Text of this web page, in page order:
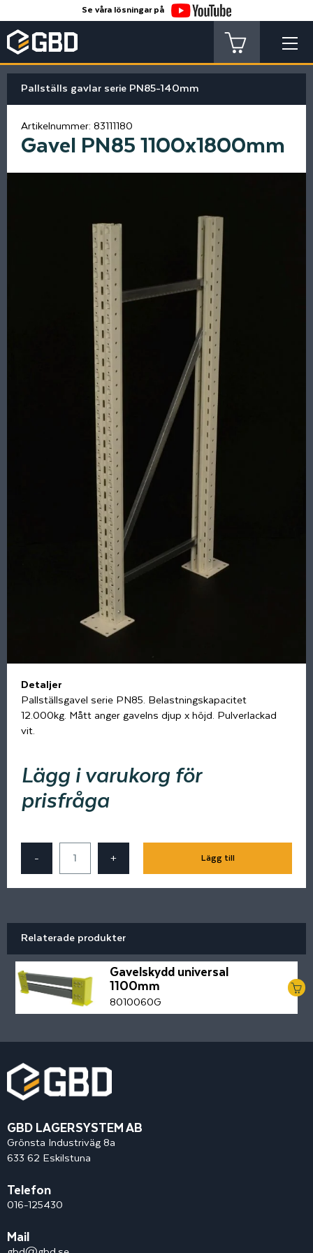
Se våra lösningar på
Pallställs gavlar serie PN85-140mm
Artikelnummer: 83111180
Gavel PN85 1100x1800mm
Detaljer
Pallställsgavel serie PN85. Belastningskapacitet
12.000kg. Mått anger gavelns djup x höjd. Pulverlackad
vit.
Lägg i varukorg för
prisfråga
- + Lägg till
Relaterade produkter
Gavelskydd universal
1100mm
8010060G
GBD LAGERSYSTEM AB
Grönsta Industriväg 8a
633 62 Eskilstuna
Telefon
016-125430
Mail